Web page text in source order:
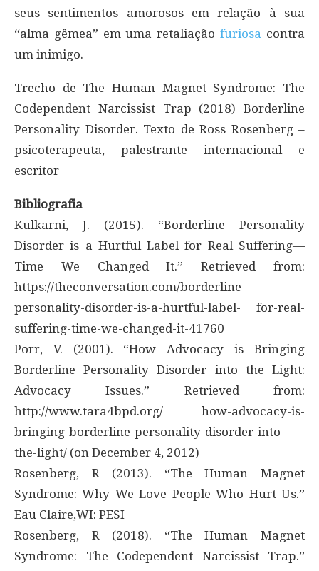
seus sentimentos amorosos em relação à sua
“alma gêmea” em uma retaliaçãofuriosa contra
um inimigo.
Trecho de The Human Magnet Syndrome: The
Codependent Narcissist Trap (2018) Borderline
Personality Disorder. Texto de Ross Rosenberg –
psicoterapeuta, palestrante internacional e
escritor
Bibliografia
Kulkarni, J. (2015). “Borderline Personality
Disorder is a Hurtful Label for Real Suffering—
Time We Changed It.” Retrieved from:
https://theconversation.com/borderline-
personality-disorder-is-a-hurtful-label- for-real-
suffering-time-we-changed-it-41760
Porr, V. (2001). “How Advocacy is Bringing
Borderline Personality Disorder into the Light:
Advocacy Issues.” Retrieved from:
http://www.tara4bpd.org/ how-advocacy-is-
bringing-borderline-personality-disorder-into-
the-light/ (on December 4, 2012)
Rosenberg, R (2013). “The Human Magnet
Syndrome: Why We Love People Who Hurt Us.”
Eau Claire,WI: PESI
Rosenberg, R (2018). “The Human Magnet
Syndrome: The Codependent Narcissist Trap.”